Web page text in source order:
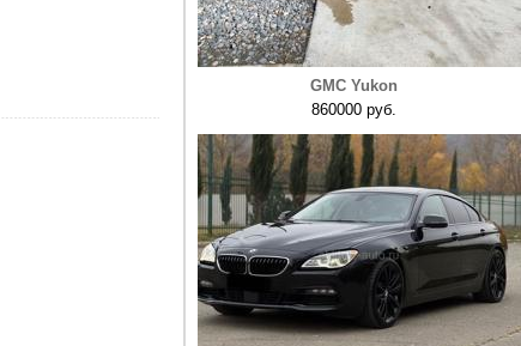
GMC Yukon
860000 руб.